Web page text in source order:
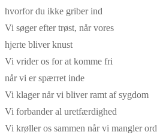
hvorfor du ikke griber ind
Vi søger efter trøst, når vores
hjerte bliver knust
Vi vrider os for at komme fri
når vi er spærret inde
Vi klager når vi bliver ramt af sygdom
Vi forbander al uretfærdighed
Vi krøller os sammen når vi mangler ord